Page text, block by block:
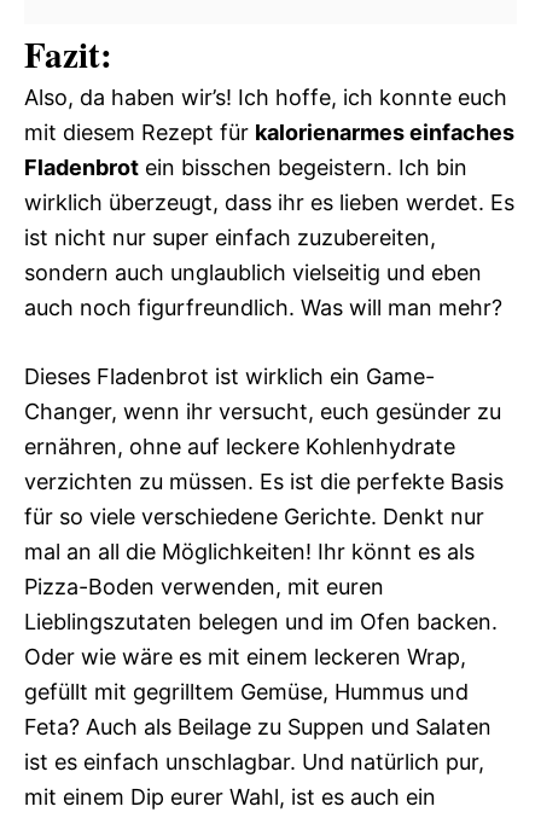
Fazit:
Also, da haben wir’s! Ich hoffe, ich konnte euch
mit diesem Rezept für kalorienarmes einfaches
Fladenbrot ein bisschen begeistern. Ich bin
wirklich überzeugt, dass ihr es lieben werdet. Es
ist nicht nur super einfach zuzubereiten,
sondern auch unglaublich vielseitig und eben
auch noch figurfreundlich. Was will man mehr?
Dieses Fladenbrot ist wirklich ein Game-
Changer, wenn ihr versucht, euch gesünder zu
ernähren, ohne auf leckere Kohlenhydrate
verzichten zu müssen. Es ist die perfekte Basis
für so viele verschiedene Gerichte. Denkt nur
mal an all die Möglichkeiten! Ihr könnt es als
Pizza-Boden verwenden, mit euren
Lieblingszutaten belegen und im Ofen backen.
Oder wie wäre es mit einem leckeren Wrap,
gefüllt mit gegrilltem Gemüse, Hummus und
Feta? Auch als Beilage zu Suppen und Salaten
ist es einfach unschlagbar. Und natürlich pur,
mit einem Dip eurer Wahl, ist es auch ein